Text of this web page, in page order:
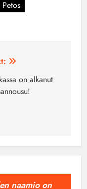
Petos
on alkanut
naamio on